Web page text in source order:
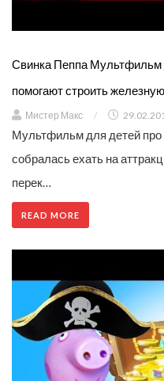
Свинка Пеппа
помогают строить
Мистер Макс /
Мультфильм для детей
собралась ехать на
перек…
READ MORE